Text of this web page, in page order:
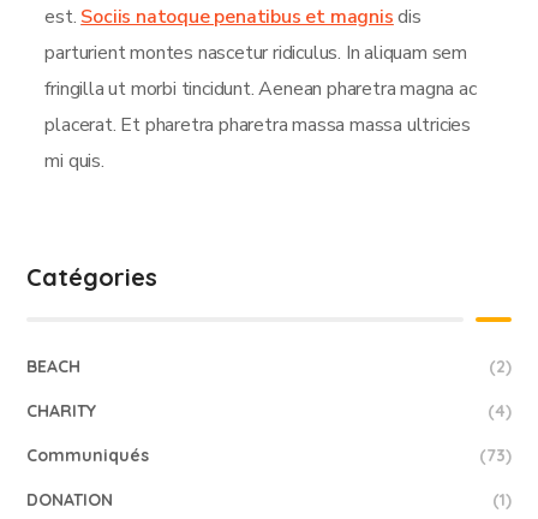
est. Sociis natoque penatibus et magnisdis
parturient montes nascetur ridiculus. In aliquam sem
fringilla ut morbi tincidunt. Aenean pharetra magna ac
placerat. Et pharetra pharetra massa massa ultricies
mi quis.
Catégories
BEACH (2)
CHARITY (4)
Communiqués (73)
DONATION (1)